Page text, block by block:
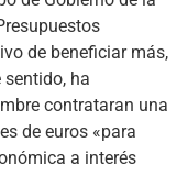
de beneficiar más,
ha
contrataran una
de euros «para
a interés